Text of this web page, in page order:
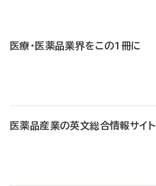
医療・医薬品業界をこの1冊に
医薬品産業の英文総合情報サイト